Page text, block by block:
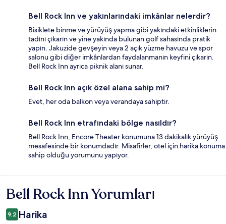
Bell Rock Inn ve yakınlarındaki imkânlar nelerdir?
Bisiklete binme ve yürüyüş yapma gibi yakındaki etkinliklerin
tadını çıkarın ve yine yakında bulunan golf sahasında pratik
yapın. Jakuzide gevşeyin veya 2 açık yüzme havuzu ve spor
salonu gibi diğer imkânlardan faydalanmanın keyfini çıkarın.
Bell Rock Inn ayrıca piknik alanı sunar.
Bell Rock Inn açık özel alana sahip mi?
Evet, her oda balkon veya verandaya sahiptir.
Bell Rock Inn etrafındaki bölge nasıldır?
Bell Rock Inn, Encore Theater konumuna 13 dakikalık yürüyüş
mesafesinde bir konumdadır. Misafirler, otel için harika konuma
sahip olduğu yorumunu yapıyor.
Yorumlar
Bell Rock Inn Yorumları
9,2 Harika